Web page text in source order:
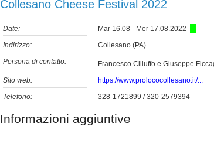
Collesano Cheese Festival 2022
Date: Mar 16.08 - Mer 17.08.2022
Indirizzo: Collesano (PA)
Persona di contatto: Francesco Cilluffo e Giuseppe
Sito web: https://www.prolococollesano.it/...
Telefono: 328-1721899 / 320-2579394
Informazioni aggiuntive